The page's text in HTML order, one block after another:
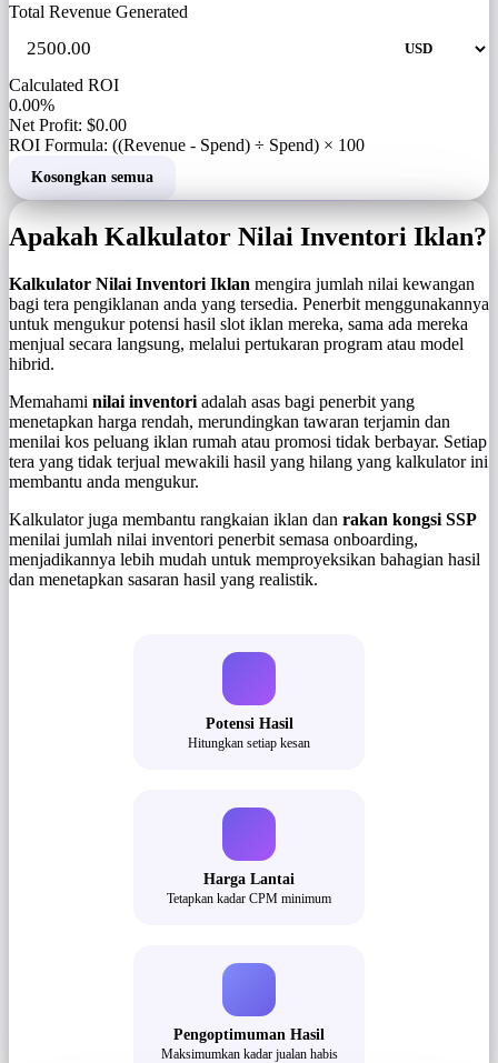
Total Revenue Generated
Calculated ROI
0.00%
Net Profit: $0.00
ROI Formula: ((Revenue - Spend) ÷ Spend) × 100
Kosongkan semua
Apakah Kalkulator Nilai Inventori Iklan?
Kalkulator Nilai Inventori Iklan mengira jumlah nilai kewangan
bagi tera pengiklanan anda yang tersedia. Penerbit menggunakannya
untuk mengukur potensi hasil slot iklan mereka, sama ada mereka
menjual secara langsung, melalui pertukaran program atau model
hibrid.
Memahami nilai inventori adalah asas bagi penerbit yang
menetapkan harga rendah, merundingkan tawaran terjamin dan
menilai kos peluang iklan rumah atau promosi tidak berbayar. Setiap
tera yang tidak terjual mewakili hasil yang hilang yang kalkulator ini
membantu anda mengukur.
Kalkulator juga membantu rangkaian iklan dan rakan kongsi SSP
menilai jumlah nilai inventori penerbit semasa onboarding,
menjadikannya lebih mudah untuk memproyeksikan bahagian hasil
dan menetapkan sasaran hasil yang realistik.
Potensi Hasil
Hitungkan setiap kesan
Harga Lantai
Tetapkan kadar CPM minimum
Pengoptimuman Hasil
Maksimumkan kadar jualan habis